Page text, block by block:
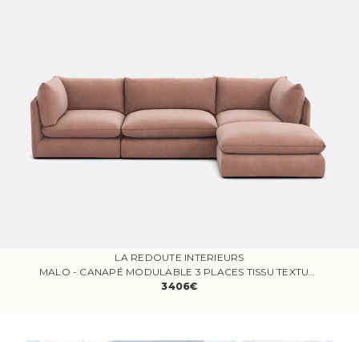
LA REDOUTE INTERIEURS
MALO - CANAPÉ MODULABLE 3 PLACES TISSU TEXTURÉ MARRON
3406€